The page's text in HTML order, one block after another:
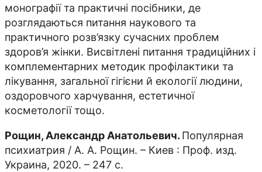
монографії та практичні посібники, де
розглядаються питання наукового та
практичного розв’язку сучасних проблем
здоров’я жінки. Висвітлені питання традиційних і
комплементарних методик профілактики та
лікування, загальної гігієни й екології людини,
оздоровчого харчування, естетичної
косметології тощо.
Рощин, Александр Анатольевич. Популярная
психиатрия / А. А. Рощин. – Киев : Проф. изд.
Украина, 2020. – 247 с.